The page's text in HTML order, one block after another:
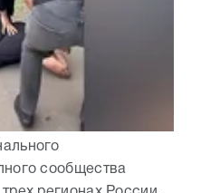
сообщества